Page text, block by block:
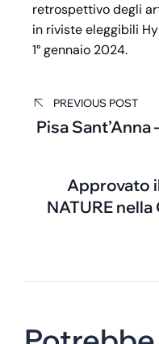
retrospettivo degli
in riviste eleggibili
1° gennaio 2024.
PREVIOUS POST
Pisa Sant’Anna
Approvato
NATURE